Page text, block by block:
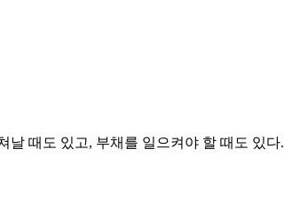
날 때도 있고, 부채를 일으켜야 할 때도 있다.